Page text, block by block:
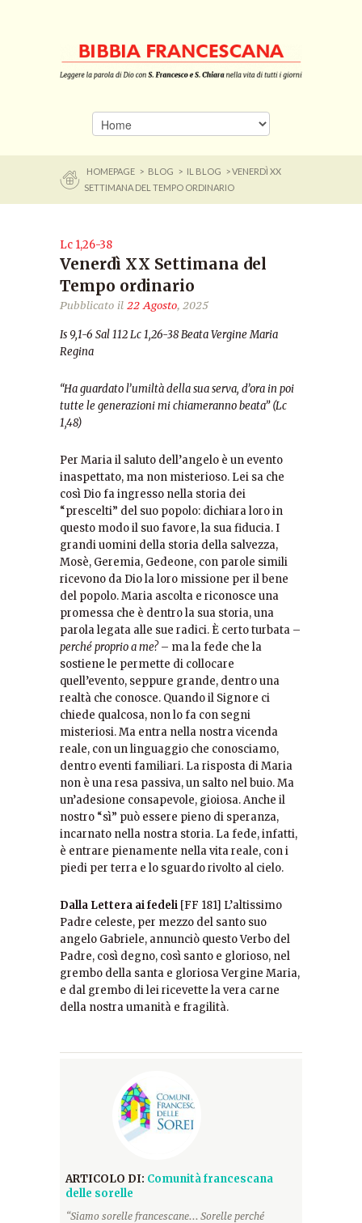
HOMEPAGE > BLOG > IL BLOG
> VENERDÌ XX
SETTIMANA DEL TEMPO ORDINARIO
Lc 1,26-38
Venerdì XX Settimana del
Tempo ordinario
Pubblicato il 22 Agosto, 2025
Is 9,1-6 Sal 112 Lc 1,26-38Beata Vergine Maria
Regina
“Ha guardato l’umiltà della sua serva, d’ora in poi
tutte le generazioni mi chiameranno beata” (Lc
1,48)
Per Maria il saluto dell’angelo è un evento
inaspettato, ma non misterioso. Lei sa che
così Dio fa ingresso nella storia dei
“prescelti” del suo popolo: dichiara loro in
questo modo il suo favore, la sua fiducia. I
grandi uomini della storia della salvezza,
Mosè, Geremia, Gedeone, con parole simili
ricevono da Dio la loro missione per il bene
del popolo. Maria ascolta e riconosce una
promessa che è dentro la sua storia, una
parola legata alle sue radici. È certo turbata –
perché proprio a me?– ma la fede che la
sostiene le permette di collocare
quell’evento, seppure grande, dentro una
realtà che conosce. Quando il Signore ci
chiede qualcosa, non lo fa con segni
misteriosi. Ma entra nella nostra vicenda
reale, con un linguaggio che conosciamo,
dentro eventi familiari. La risposta di Maria
non è una resa passiva, un salto nel buio. Ma
un’adesione consapevole, gioiosa. Anche il
nostro “sì” può essere pieno di speranza,
incarnato nella nostra storia. La fede, infatti,
è entrare pienamente nella vita reale, con i
piedi per terra e lo sguardo rivolto al cielo.
Dalla Lettera ai fedeli [FF 181] L’altissimo
Padre celeste, per mezzo del santo suo
angelo Gabriele, annunciò questo Verbo del
Padre, così degno, così santo e glorioso, nel
grembo della santa e gloriosa Vergine Maria,
e dal grembo di lei ricevette la vera carne
della nostra umanità e fragilità.
ARTICOLO DI: Comunità francescana
delle sorelle
“Siamo sorelle francescane... Sorelle perché